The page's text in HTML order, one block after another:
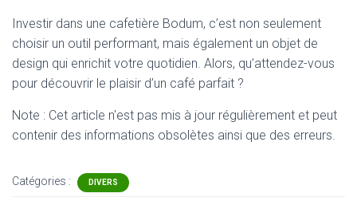
Investir dans une cafetière Bodum, c’est non seulement
choisir un outil performant, mais également un objet de
design qui enrichit votre quotidien. Alors, qu’attendez-vous
pour découvrir le plaisir d’un café parfait ?
Note : Cet article n'est pas mis à jour régulièrement et peut
contenir des informations obsolètes ainsi que des erreurs.
Catégories : DIVERS